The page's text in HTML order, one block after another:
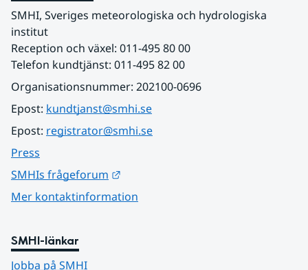
SMHI, Sveriges meteorologiska och hydrologiska
institut
Reception och växel: 011-495 80 00
Telefon kundtjänst: 011-495 82 00
Organisationsnummer: 202100-0696
Epost: kundtjanst@smhi.se
Epost: registrator@smhi.se
Press
SMHIs frågeforum
Mer kontaktinformation
SMHI-länkar
Jobba på SMHI